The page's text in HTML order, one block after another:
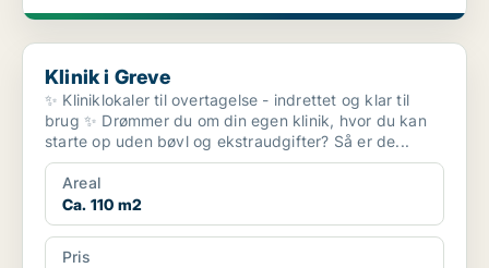
Klinik i Greve
Klinik i Greve
✨ Kliniklokaler til overtagelse - indrettet og klar til
brug ✨ Drømmer du om din egen klinik, hvor du kan
starte op uden bøvl og ekstraudgifter? Så er de...
Areal
Ca. 110 m2
Pris